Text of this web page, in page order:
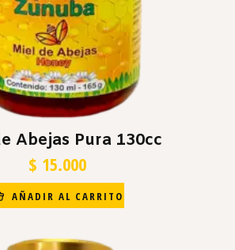
Abejas Pura 130cc
$ 15.000
AÑADIR AL CARRITO